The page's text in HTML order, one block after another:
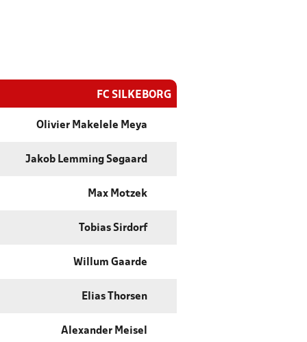
FC SILKEBORG
Olivier Makelele Meya
Jakob Lemming Søgaard
Max Motzek
Tobias Sirdorf
Willum Gaarde
Elias Thorsen
Alexander Meisel